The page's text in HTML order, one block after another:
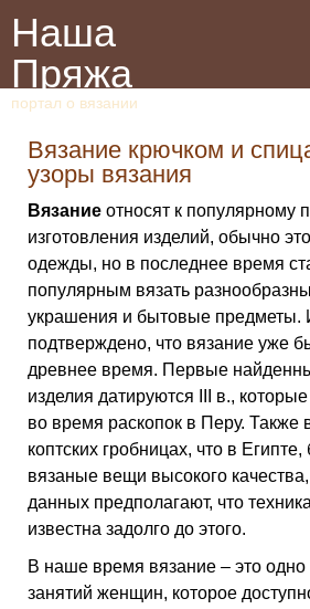
Наша
Пряжа
портал о вязании
Вязание крючком и
узоры вязания
Вязание относят к популярному
изготовления изделий, обычно
одежды, но в последнее время
популярным вязать
украшения и бытовые предметы.
подтверждено, что вязание уже
древнее время. Первые
изделия датируются III в.,
во время раскопок в Перу. Также
коптских гробницах, что в
вязаные вещи высокого
данных предполагают, что
известна задолго до этого.
В наше время вязание – это
занятий женщин, которое